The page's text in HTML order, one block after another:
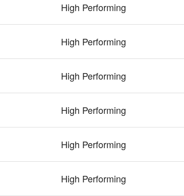
High Performing
High Performing
High Performing
High Performing
High Performing
High Performing